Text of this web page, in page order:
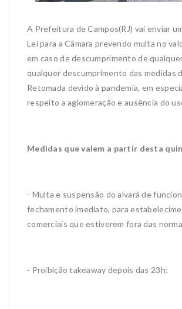
A Prefeitura de Campos(RJ) vai enviar
Lei para a Câmara prevendo multa no
em caso de descumprimento de
qualquer descumprimento das medidas
Retomada devido à pandemia, em
respeito a aglomeração e ausência do
Medidas que valem a partir desta
- Multa e suspensão do alvará de
fechamento imediato, para
comerciais que estiverem fora das
- Proibição takeaway depois das 23h;